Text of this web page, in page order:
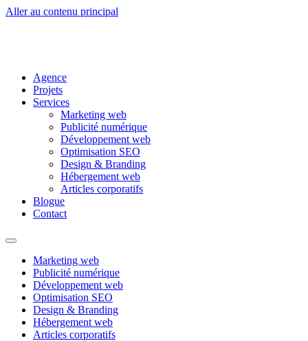
Aller au contenu principal
Agence
Projets
Services
Marketing web
Publicité numérique
Développement web
Optimisation SEO
Design & Branding
Hébergement web
Articles corporatifs
Blogue
Contact
Marketing web
Publicité numérique
Développement web
Optimisation SEO
Design & Branding
Hébergement web
Articles corporatifs